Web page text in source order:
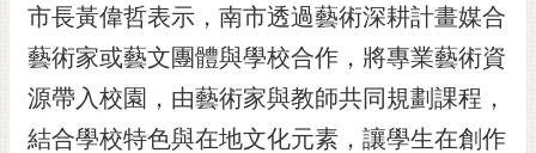
螢
光
花
泉
市長黃偉哲表示，南市透過藝術深耕計畫媒合
藝術家或藝文團體與學校合作，將專業藝術資
源帶入校園，由藝術家與教師共同規劃課程，
結合學校特色與在地文化元素，讓學生在創作